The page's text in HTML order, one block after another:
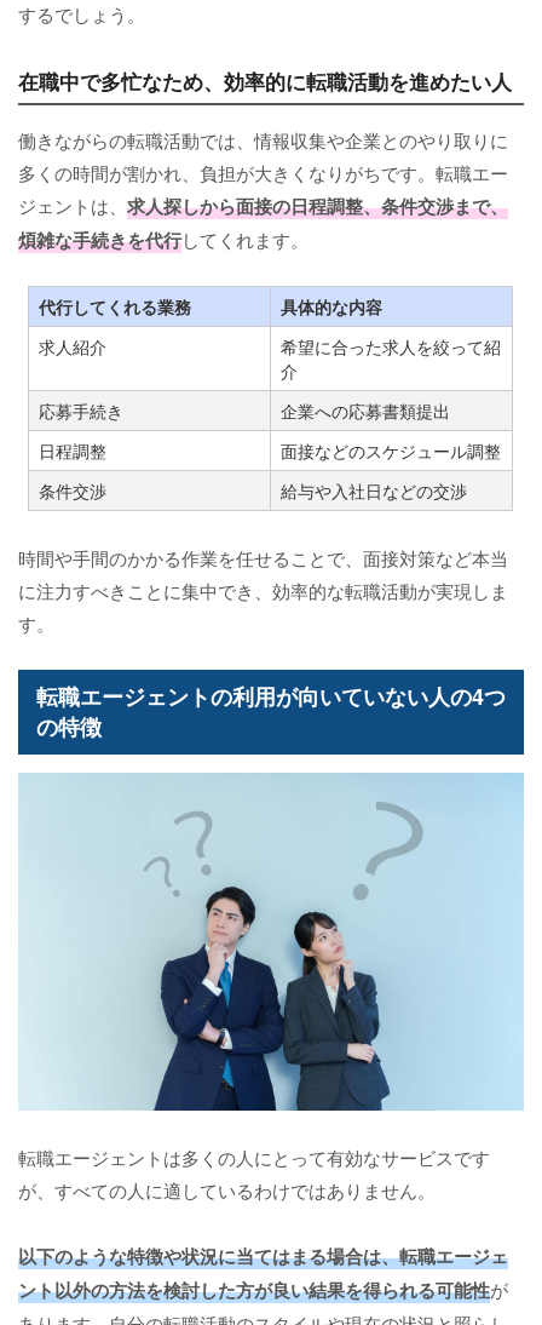
するでしょう。
在職中で多忙なため、効率的に転職活動を進めたい人
働きながらの転職活動では、情報収集や企業とのやり取りに
多くの時間が割かれ、負担が大きくなりがちです。転職エー
ジェントは、 求人探しから面接の日程調整、条件交渉まで、
煩雑な手続きを代行してくれます。
代行してくれる業務
具体的な内容
求人紹介
希望に合った求人を絞って紹
介
応募手続き
企業への応募書類提出
日程調整
面接などのスケジュール調整
条件交渉
給与や入社日などの交渉
時間や手間のかかる作業を任せることで、面接対策など本当
に注力すべきことに集中でき、効率的な転職活動が実現しま
す。
転職エージェントの利用が向いていない人の4つ
の特徴
転職エージェントは多くの人にとって有効なサービスです
が、すべての人に適しているわけではありません。
以下のような特徴や状況に当てはまる場合は、転職エージェ
ント以外の方法を検討した方が良い結果を得られる可能性が